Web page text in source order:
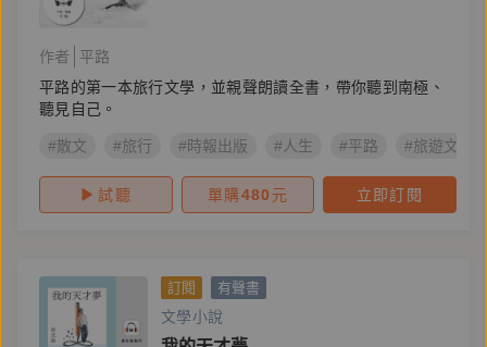
作者
平路
平路的第一本旅行文學，並親聲朗讀全書，帶你聽到南極、
聽見自己。
#散文 #旅行 #時報出版 #人生 #平路 #旅遊文學
試聽 單購480 元 立即訂閱
訂閱 有聲書
文學小說